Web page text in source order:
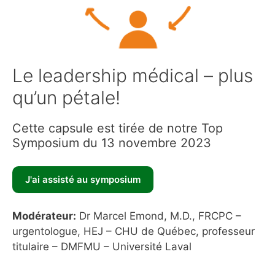
Le leadership médical – plus
qu’un pétale!
Cette capsule est tirée de notre Top
Symposium du 13 novembre 2023
Modérateur: Dr Marcel Emond, M.D., FRCPC –
urgentologue, HEJ – CHU de Québec, professeur
titulaire – DMFMU – Université Laval